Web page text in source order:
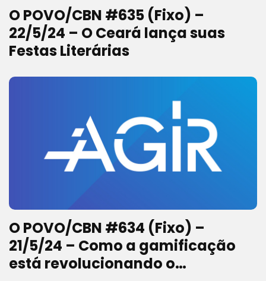
O POVO/CBN #635 (Fixo) –
22/5/24 – O Ceará lança suas
Festas Literárias
O POVO/CBN #634 (Fixo) –
21/5/24 – Como a gamificação
está revolucionando o